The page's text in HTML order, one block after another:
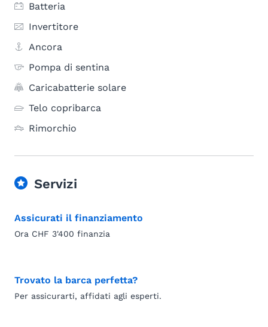
Batteria
Invertitore
Ancora
Pompa di sentina
Caricabatterie solare
Telo copribarca
Rimorchio
Servizi
Assicurati il finanziamento
Ora CHF 3'400 finanzia
Trovato la barca perfetta?
Per assicurarti, affidati agli esperti.